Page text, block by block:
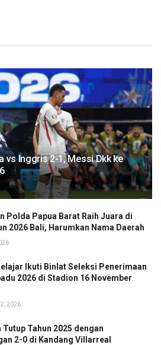
vs Inggris 2-1, Messi Dkk ke
Polda Papua Barat Raih Juara di
2026 Bali, Harumkan Nama Daerah
Ikuti Binlat Seleksi Penerimaan
2026 di Stadion 16 November
2026
Tutup Tahun 2025 dengan
2-0 di Kandang Villarreal